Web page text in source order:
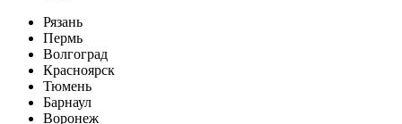
Рязань
Пермь
Волгоград
Красноярск
Тюмень
Барнаул
Воронеж